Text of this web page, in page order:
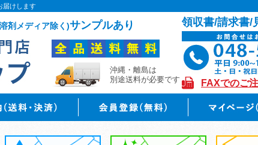
届けします
剤メディア除く)サンプルあり
沖縄・離島は
別途送料が必要です
領収書/請求書/
FAXでのご